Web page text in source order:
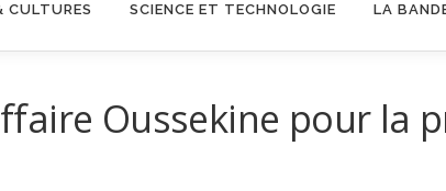
CULTURES SCIENCE ET TECHNOLOGIE LA
Oussekine pour la